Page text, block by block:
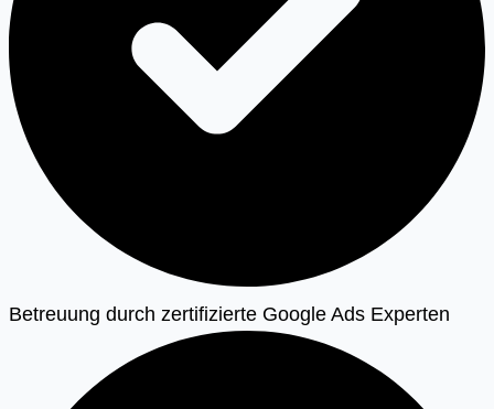
Betreuung durch zertifizierte Google Ads Experten